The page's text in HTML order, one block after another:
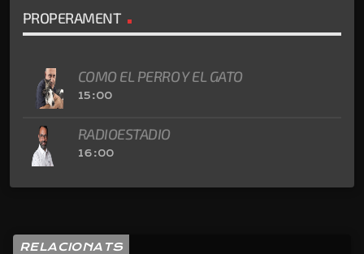
PROPERAMENT
COMO EL PERRO Y EL GATO
15:00
RADIOESTADIO
16:00
RELACIONATS